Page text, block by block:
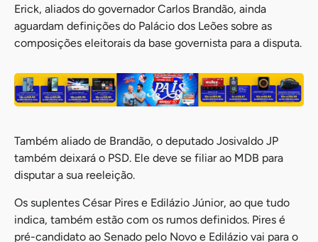
Erick, aliados do governador Carlos Brandão, ainda
aguardam definições do Palácio dos Leões sobre as
composições eleitorais da base governista para a disputa.
Também aliado de Brandão, o deputado Josivaldo JP
também deixará o PSD. Ele deve se filiar ao MDB para
disputar a sua reeleição.
Os suplentes César Pires e Edilázio Júnior, ao que tudo
indica, também estão com os rumos definidos. Pires é
pré-candidato ao Senado pelo Novo e Edilázio vai para o